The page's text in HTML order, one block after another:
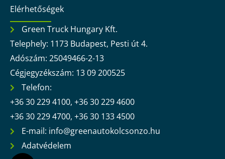
Elérhetőségek
Green Truck Hungary Kft.
Telephely: 1173 Budapest, Pesti út 4.
Adószám: 25049466-2-13
Cégjegyzékszám: 13 09 200525
Telefon:
+36 30 229 4100, +36 30 229 4600
+36 30 229 4700, +36 30 133 4500
E-mail: info@greenautokolcsonzo.hu
Adatvédelem